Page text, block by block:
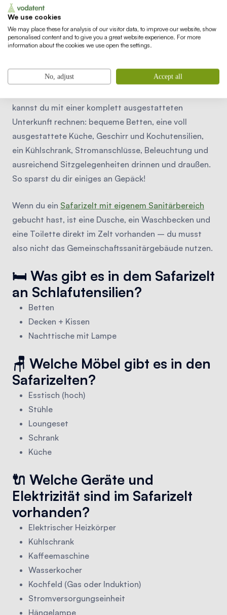
Was ist in den Luxus-
Safarizelten von Vodatent
Das Inventar unserer Safarizelte kann je nach
kannst du mit einer komplett ausgestatteten
Unterkunft rechnen: bequeme Betten, eine voll
ausgestattete Küche, Geschirr und Kochutensilien,
ein Kühlschrank, Stromanschlüsse, Beleuchtung und
ausreichend Sitzgelegenheiten drinnen und draußen.
So sparst du dir einiges an Gepäck!
Wenn du ein Safarizelt mit eigenem Sanitärbereich
gebucht hast, ist eine Dusche, ein Waschbecken und
eine Toilette direkt im Zelt vorhanden – du musst
also nicht das Gemeinschaftssanitärgebäude nutzen.
🛏️ Was gibt es in dem Safarizelt
an Schlafutensilien?
Betten
Decken + Kissen
Nachttische mit Lampe
🪑 Welche Möbel gibt es in den
Safarizelten?
Esstisch (hoch)
Stühle
Loungeset
Schrank
Küche
🔌 Welche Geräte und
Elektrizität sind im Safarizelt
vorhanden?
Elektrischer Heizkörper
Kühlschrank
Kaffeemaschine
Wasserkocher
Kochfeld (Gas oder Induktion)
Stromversorgungseinheit
Hängelampe
We use cookies
We may place these for analysis of our visitor data, to improve our website, show
personalised content and to give you a great website experience. For more
information about the cookies we use open the settings.
No, adjust Accept all